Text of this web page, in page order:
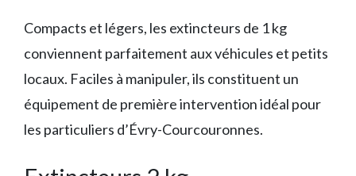
Compacts et légers, les extincteurs de 1 kg
conviennent parfaitement aux véhicules et petits
locaux. Faciles à manipuler, ils constituent un
équipement de première intervention idéal pour
les particuliers d’Évry-Courcouronnes.